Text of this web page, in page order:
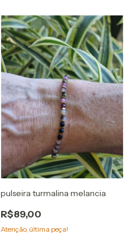
pulseira turmalina melancia
R$89,00
Atenção, última peça!